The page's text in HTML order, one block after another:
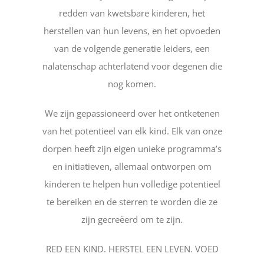
redden van kwetsbare kinderen, het
herstellen van hun levens, en het opvoeden
van de volgende generatie leiders, een
nalatenschap achterlatend voor degenen die
nog komen.
We zijn gepassioneerd over het ontketenen
van het potentieel van elk kind. Elk van onze
dorpen heeft zijn eigen unieke programma’s
en initiatieven, allemaal ontworpen om
kinderen te helpen hun volledige potentieel
te bereiken en de sterren te worden die ze
zijn gecreëerd om te zijn.
RED EEN KIND. HERSTEL EEN LEVEN. VOED